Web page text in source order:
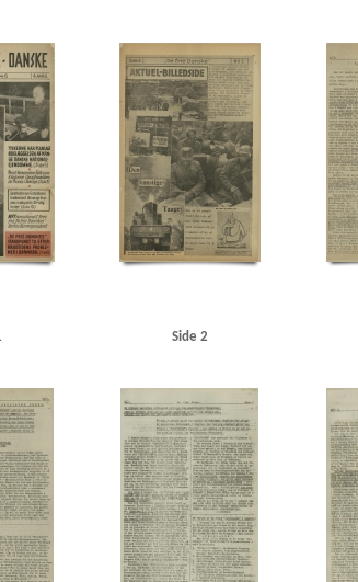
Svømmehal Adler Alberti, Peter, politiker Aktuel Ugerevy Amerika
Attlee, Clement R. B Berdjajew, professor
Svend, redaktør Bornholm Bredgade, Kbh. Brisson, Carl,
tidsskrift Christmas Møller, John, politiker Churchill,
Dansk-Tysk Forening De frie Danske de Hemmer Gudme, Peter Det
EDES Ekström, Martin, oberst ELAS Emmeches Metalvarefabrik
Frøslevlejren Gammelholm, Kbh. Gammelholms Vagtkorps
forfatter
Grækenland Gøteborg Handels- og Sjøfartstidning
den danske
Modstandsbevægelsen, den græske Moldkjær, Arne,
N Ndr. Frihavnsgade, Kbh. Nellemose, William,
politiker Patch, general Paulsson, kontorchef,
Rathlousdal, gods Rheden Riedel, Peter, flyveattaché
von, general
Rusland Rødovre Kirke Rønne Havn Saar
Kbh. Skov, Gudrun Skov, Ingeborg, skuespiller
Bureau)
Stockholm Strandboulevarden, Kbh. Svenska
Side 2